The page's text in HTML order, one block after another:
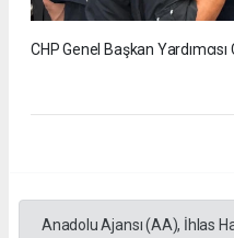
CHP Genel Başkan
Anadolu Ajansı (AA), İhlas